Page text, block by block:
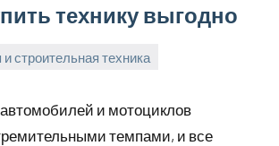
технику выгодно
строительная техника
и мотоциклов
темпами, и все